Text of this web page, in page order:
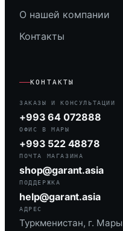
О нашей компании
Контакты
КОНТАКТЫ
ЗАКАЗЫ И КОНСУЛЬТАЦИИ
+993 64 072888
ОФИС В МАРЫ
+993 522 48878
ПОЧТА МАГАЗИНА
shop@garant.asia
ПОДДЕРЖКА
help@garant.asia
АДРЕС
Туркменистан, г. Мары